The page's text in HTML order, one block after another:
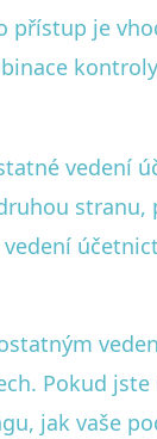
přístup je
vedení
stranu,
Pokud jste
jak vaše